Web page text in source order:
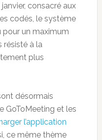
consacré aux
codés, le système
un maximum
résisté à la
plus
désormais
GoToMeeting et les
l’application
ce même thème